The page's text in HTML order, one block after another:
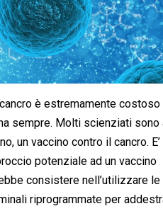
è estremamente costoso
sempre. Molti scienziati sono
un vaccino contro il cancro. E’
potenziale ad un vaccino
consistere nell’utilizzare le
riprogrammate per